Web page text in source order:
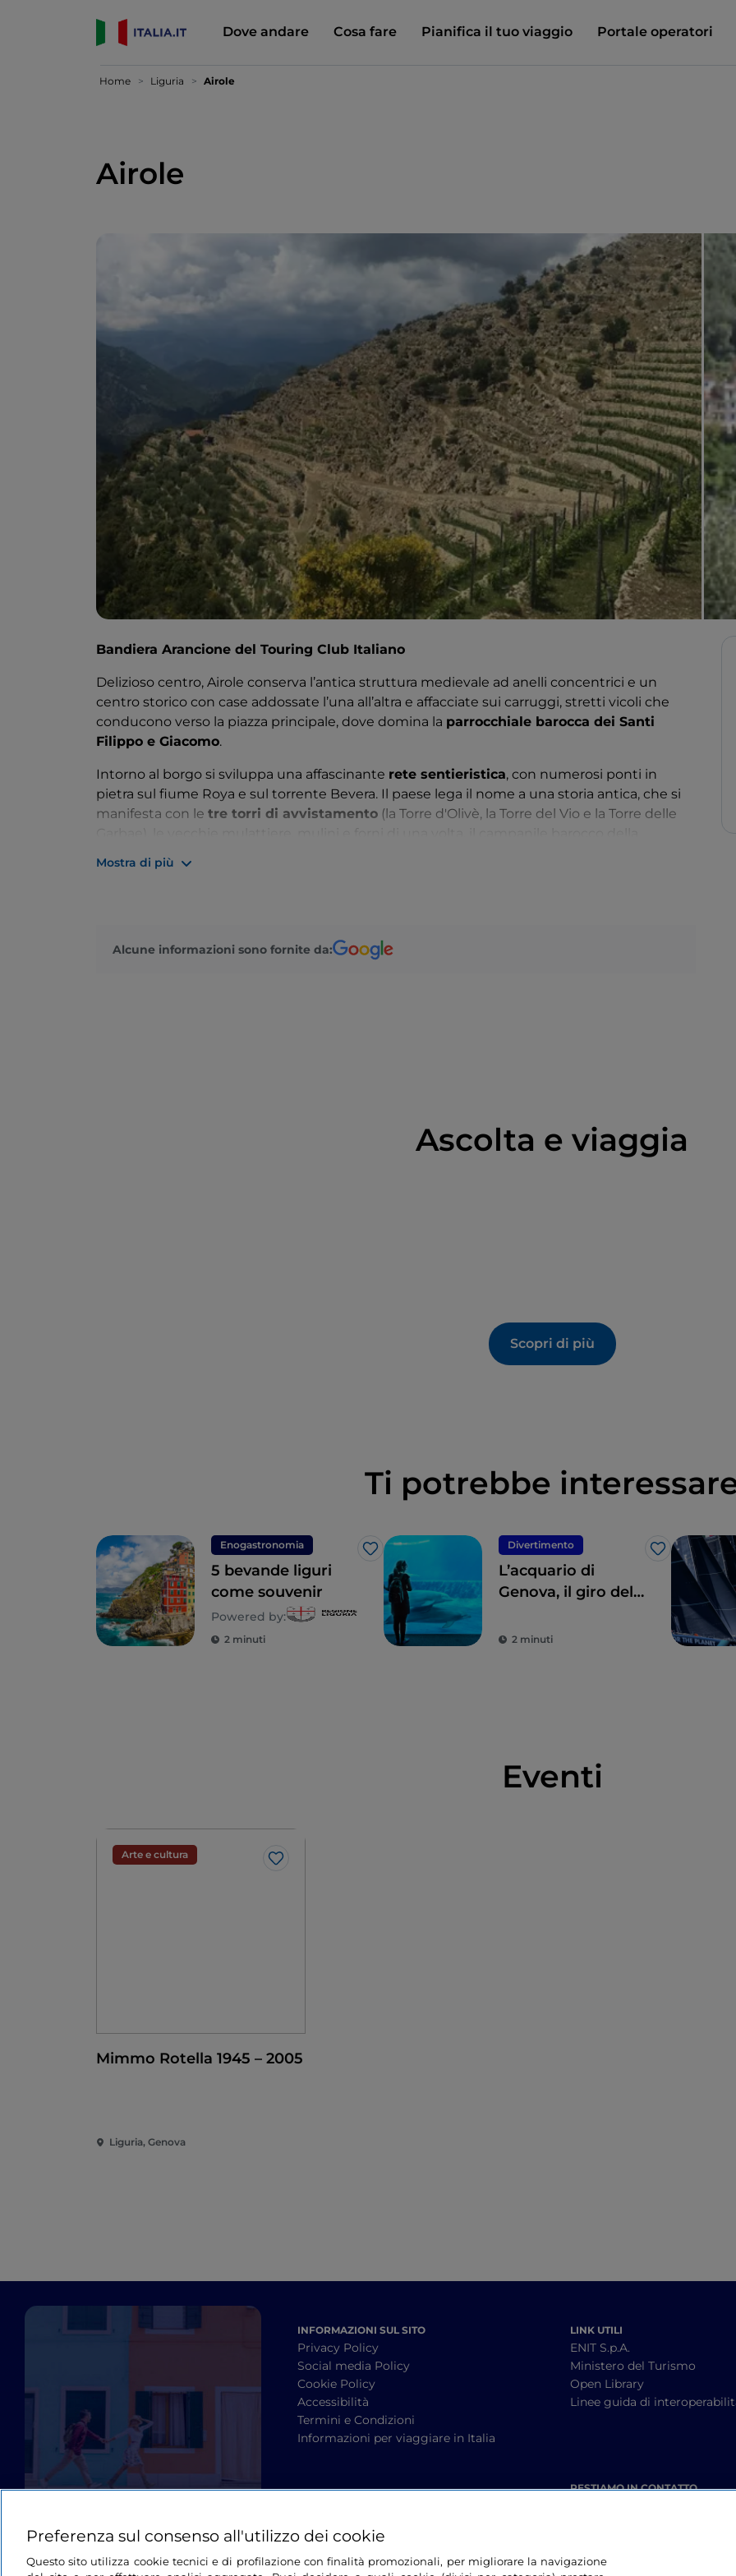
Dove andare Cosa fare Pianifica il tuo viaggio Portale operatori
Home Liguria Airole
Airole
Bandiera Arancione del Touring Club Italiano
Delizioso centro, Airole conserva l’antica struttura medievale ad anelli concentrici e un
centro storico con case addossate l’una all’altra e affacciate sui carruggi, stretti vicoli che
conducono verso la piazza principale, dove domina la parrocchiale barocca dei Santi
Filippo e Giacomo.
Intorno al borgo si sviluppa una affascinante rete sentieristica, con numerosi ponti in
pietra sul fiume Roya e sul torrente Bevera. Il paese lega il nome a una storia antica, che si
manifesta con le tre torri di avvistamento (la Torre d'Olivè, la Torre del Vio e la Torre delle
Museo dell’Olio e della Civiltà Contadina e dall’antico forno. Tra gli eventi, segnaliamo la
festa della lavanda dove il fiore viene distillato utilizzando un vecchio alambicco.
Mostra di più
Alcune informazioni sono fornite da:
Ascolta e viaggia
Scopri di più
Ti potrebbe
Enogastronomia
Like
5 bevande liguri
come souvenir
Powered by:
2 minuti
Divertimento
Like
L’acquario di
Genova, il giro del
2 minuti
Eventi
Arte e cultura
Like
Mimmo Rotella 1945 – 2005
Liguria, Genova
INFORMAZIONI SUL SITO
Privacy Policy
Social media Policy
Cookie Policy
Accessibilità
Termini e Condizioni
Informazioni per viaggiare in Italia
LINK UTILI
ENIT S.p.A.
Ministero del Turismo
Open Library
Linee guida di
RESTIAMO IN CONTATTO
Preferenza sul consenso all'utilizzo dei cookie
Questo sito utilizza cookie tecnici e di profilazione con finalità promozionali, per migliorare la navigazione